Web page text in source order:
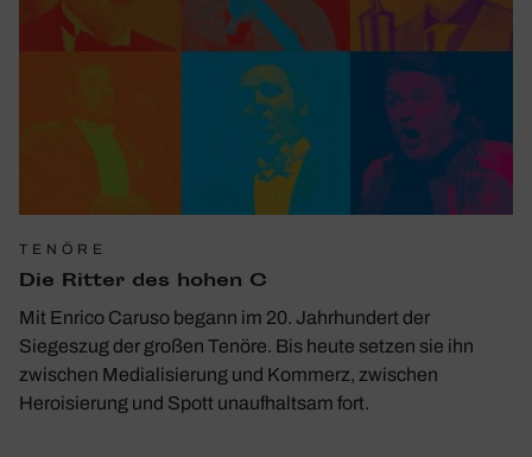
TENÖRE
Die Ritter des hohen C
Mit Enrico Caruso begann im 20. Jahrhundert der
Siegeszug der großen Tenöre. Bis heute setzen sie ihn
zwischen Medialisierung und Kommerz, zwischen
Heroisierung und Spott unaufhaltsam fort.